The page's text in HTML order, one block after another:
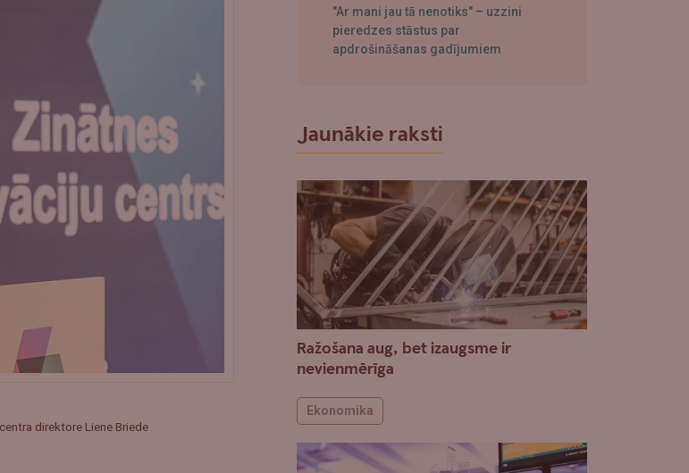
direktore Liene Briede
"Ar mani jau tā nenotiks" – uzzini
pieredzes stāstus par
apdrošināšanas gadījumiem
Jaunākie raksti
Ražošana aug, bet izaugsme ir
nevienmērīga
Ekonomika